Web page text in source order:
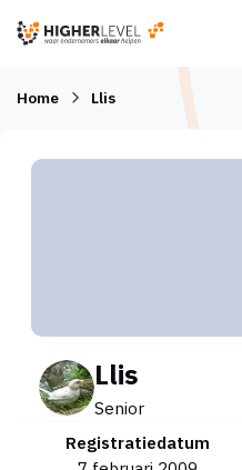
Home Llis
Llis
Senior
Registratiedatum